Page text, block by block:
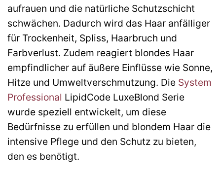
aufrauen und die natürliche Schutzschicht
schwächen. Dadurch wird das Haar anfälliger
für Trockenheit, Spliss, Haarbruch und
Farbverlust. Zudem reagiert blondes Haar
empfindlicher auf äußere Einflüsse wie Sonne,
Hitze und Umweltverschmutzung. Die System
Professional LipidCode LuxeBlond Serie
wurde speziell entwickelt, um diese
Bedürfnisse zu erfüllen und blondem Haar die
intensive Pflege und den Schutz zu bieten,
den es benötigt.